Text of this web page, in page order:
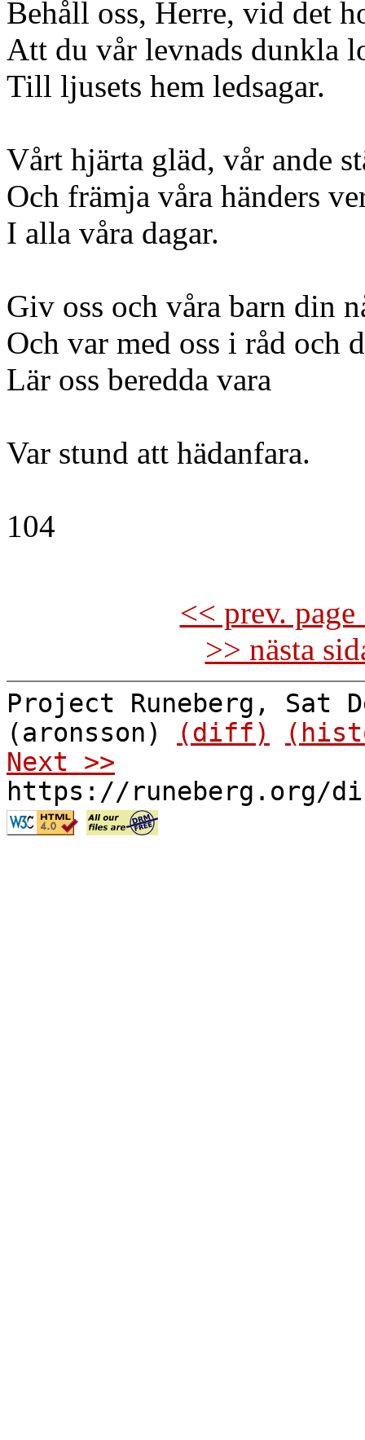
Behåll oss, Herre, vid det
Att du vår levnads dunkla
Till ljusets hem ledsagar.
Vårt hjärta gläd, vår ande
Och främja våra händers
I alla våra dagar.
Giv oss och våra barn din
Och var med oss i råd och
Lär oss beredda vara
Var stund att hädanfara.
104
<< prev.
>> nästa
Project Runeberg, Sat
(aronsson)
(diff)
Next >>
https://runeberg.org/